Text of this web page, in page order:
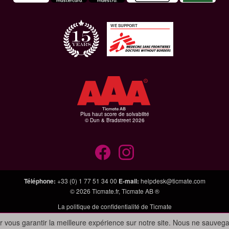
WE SUPPORT
Plus haut score de solvabilité
© Dun & Bradstreet 2026
Téléphone: +33 (0) 1 77 51 34 00 E-mail: helpdesk@ticmate.com
© 2026 Ticmate.fr, Ticmate AB ®
La politique de confidentialité de Ticmate
vous garantir la meilleure expérience sur notre site. Nous ne